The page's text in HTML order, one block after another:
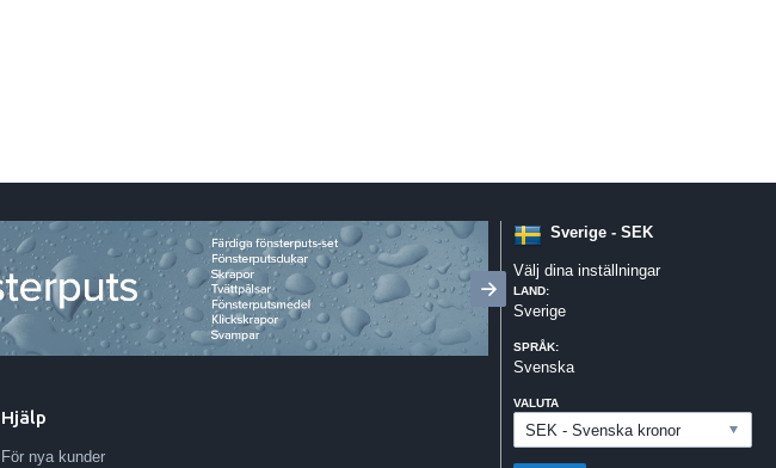
Hjälp
För nya kunder
Sverige - SEK
Välj dina inställningar
LAND:
Sverige
SPRÅK:
Svenska
VALUTA